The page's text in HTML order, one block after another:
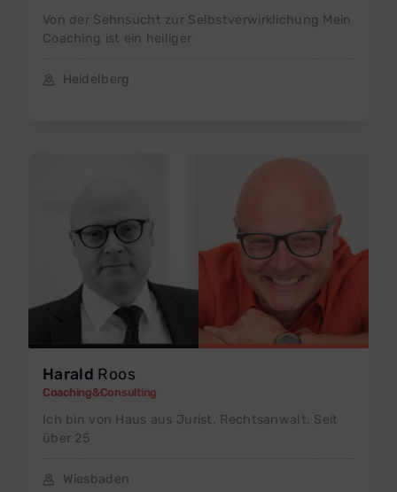
Von der Sehnsucht zur Selbstverwirklichung Mein
Coaching ist ein heiliger
Heidelberg
Harald Roos
Coaching&Consulting
Ich bin von Haus aus Jurist. Rechtsanwalt. Seit
über 25
Wiesbaden